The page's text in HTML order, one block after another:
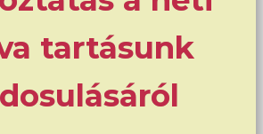
tartásunk